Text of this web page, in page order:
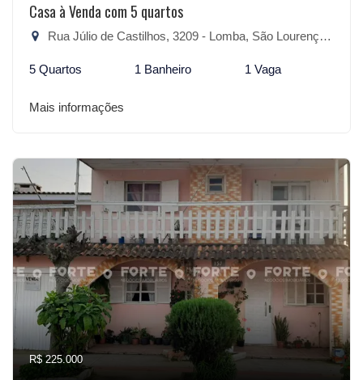
Casa à Venda com 5 quartos
Rua Júlio de Castilhos, 3209 - Lomba, São Lourenço do Sul-RS
5 Quartos 1 Banheiro 1 Vaga
Mais informações
R$ 225.000